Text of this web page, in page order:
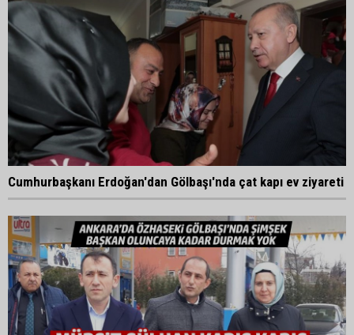
Cumhurbaşkanı Erdoğan'dan Gölbaşı'nda çat kapı ev ziyareti